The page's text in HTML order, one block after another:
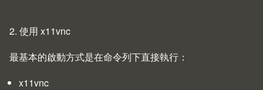
2. 使用 x11vnc
最基本的啟動方式是在命令列下直接執行：
x11vnc